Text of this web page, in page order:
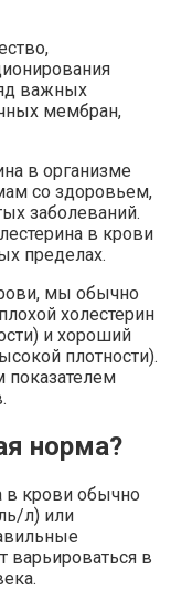
важных
мембран,
в организме
со здоровьем,
заболеваний.
в крови
пределах.
мы обычно
холестерин
и хороший
плотности).
показателем
норма?
в крови обычно
л) или
варьироваться в